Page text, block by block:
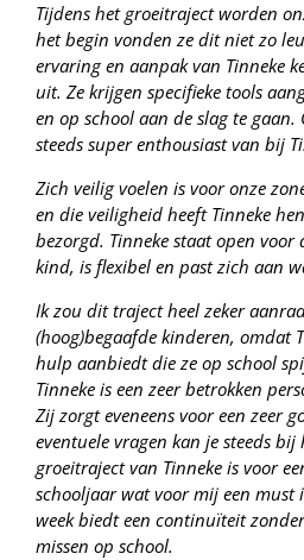
Tijdens het groeitraject worden
het begin vonden ze dit niet zo
ervaring en aanpak van Tinneke
uit. Ze krijgen specifieke tools
en op school aan de slag te gaan.
steeds super enthousiast van bij
Zich veilig voelen is voor onze
en die veiligheid heeft Tinneke
bezorgd. Tinneke staat open
kind, is flexibel en past zich aan
Ik zou dit traject heel zeker
(hoog)begaafde kinderen, omdat
hulp aanbiedt die ze op school
Tinneke is een zeer betrokken
Zij zorgt eveneens voor een zeer
eventuele vragen kan je steeds
groeitraject van Tinneke is voor
schooljaar wat voor mij een must
week biedt een continuïteit
missen op school.